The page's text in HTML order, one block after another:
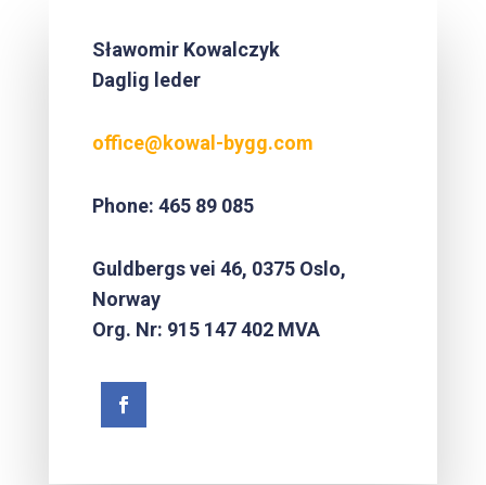
Sławomir Kowalczyk
Daglig leder
office@kowal-bygg.com
Phone: 465 89 085
Guldbergs vei 46, 0375 Oslo,
Norway
Org. Nr: 915 147 402 MVA